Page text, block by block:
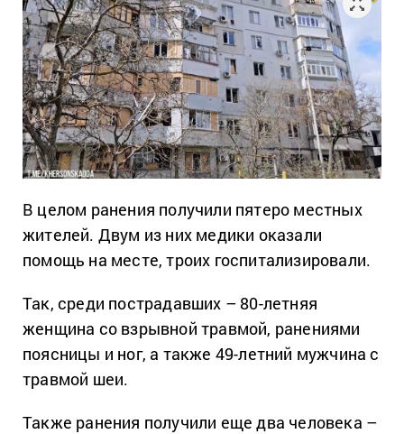
В целом ранения получили пятеро местных
жителей. Двум из них медики оказали
помощь на месте, троих госпитализировали.
Так, среди пострадавших – 80-летняя
женщина со взрывной травмой, ранениями
поясницы и ног, а также 49-летний мужчина с
травмой шеи.
Также ранения получили еще два человека –